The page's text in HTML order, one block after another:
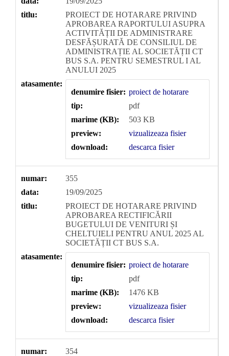
titlu:
PROIECT DE HOTARARE PRIVIND
APROBAREA RAPORTULUI ASUPRA
ACTIVITĂȚII DE ADMINISTRARE
DESFĂȘURATĂ DE CONSILIUL DE
ADMINISTRAȚIE AL SOCIETĂȚII CT
BUS S.A. PENTRU SEMESTRUL I AL
ANULUI 2025
atasamente:
denumire fisier: proiect de hotarare
tip:
pdf
marime (KB):
503 KB
preview:
vizualizeaza fisier
download:
descarca fisier
numar:
355
data:
19/09/2025
titlu:
PROIECT DE HOTARARE PRIVIND
APROBAREA RECTIFICĂRII
BUGETULUI DE VENITURI ȘI
CHELTUIELI PENTRU ANUL 2025 AL
SOCIETĂȚII CT BUS S.A.
atasamente:
denumire fisier: proiect de hotarare
tip:
pdf
marime (KB):
1476 KB
preview:
vizualizeaza fisier
download:
descarca fisier
numar:
354